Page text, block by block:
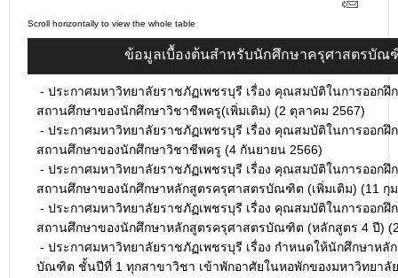
ข้อมูลเบื้องต้นสำหรับนักศึกษาครุศาสตรบัณ
- ประกาศมหาวิทยาลัยราชภัฏเพชรบุรี เรื่อง คุณสมบัติในการออกฝึ
สถานศึกษาของนักศึกษาวิชาชีพครู(เพิ่มเติม) (2 ตุลาคม 2567)
- ประกาศมหาวิทยาลัยราชภัฏเพชรบุรี เรื่อง คุณสมบัติในการออกฝึ
สถานศึกษาของนักศึกษาวิชาชีพครู (4 กันยายน 2566)
- ประกาศมหาวิทยาลัยราชภัฏเพชรบุรี เรื่อง คุณสมบัติในการออกฝึ
สถานศึกษาของนักศึกษาหลักสูตรครุศาสตรบัณฑิต (เพิ่มเติม) (11 กุ
- ประกาศมหาวิทยาลัยราชภัฏเพชรบุรี เรื่อง คุณสมบัติในการออกฝึ
สถานศึกษาของนักศึกษาหลักสูตรครุศาสตรบัณฑิต (หลักสูตร 4 ปี)
- ประกาศมหาวิทยาลัยราชภัฏเพชรบุรี เรื่อง กำหนดให้นักศึกษาหลั
บัณฑิต ชั้นปีที่ 1 ทุกสาขาวิชา เข้าพักอาศัยในหอพักของมหาวิทยาลั